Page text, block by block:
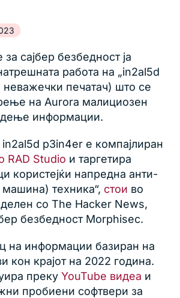
сајбер безбедност ја
работа на „in2al5d
неважечки печатач) што се
на Aurora малициозен
информации.
in2al5d p3in4er е компајлиран
RAD Studio и таргетира
користејќи напредна анти-
техника“, стои во
со The Hacker News,
безбедност Morphisec.
на информации базиран на
кон крајот на 2022 година.
преку YouTube видеа и
пробиени софтвери за